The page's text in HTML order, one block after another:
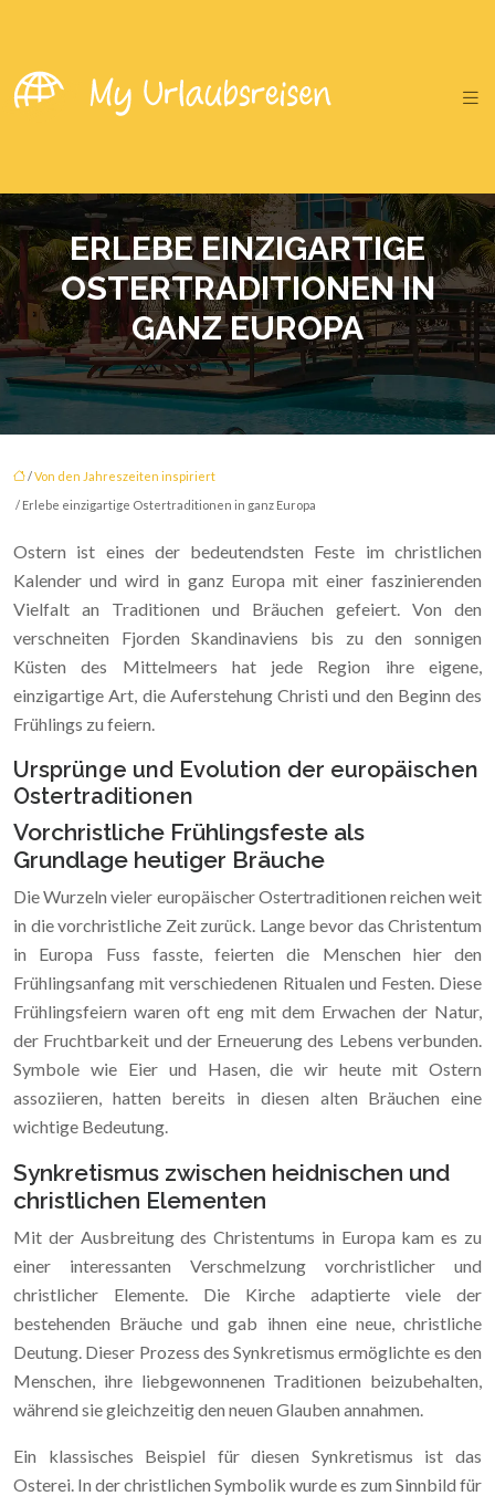
ERLEBE EINZIGARTIGE
OSTERTRADITIONEN IN
GANZ EUROPA
/Von den Jahreszeiten inspiriert
/ Erlebe einzigartige Ostertraditionen in ganz Europa
Ostern ist eines der bedeutendsten Feste im christlichen
Kalender und wird in ganz Europa mit einer faszinierenden
Vielfalt an Traditionen und Bräuchen gefeiert. Von den
verschneiten Fjorden Skandinaviens bis zu den sonnigen
Küsten des Mittelmeers hat jede Region ihre eigene,
einzigartige Art, die Auferstehung Christi und den Beginn des
Frühlings zu feiern.
Ursprünge und Evolution der europäischen
Ostertraditionen
Vorchristliche Frühlingsfeste als
Grundlage heutiger Bräuche
Die Wurzeln vieler europäischer Ostertraditionen reichen weit
in die vorchristliche Zeit zurück. Lange bevor das Christentum
in Europa Fuss fasste, feierten die Menschen hier den
Frühlingsanfang mit verschiedenen Ritualen und Festen. Diese
Frühlingsfeiern waren oft eng mit dem Erwachen der Natur,
der Fruchtbarkeit und der Erneuerung des Lebens verbunden.
Symbole wie Eier und Hasen, die wir heute mit Ostern
assoziieren, hatten bereits in diesen alten Bräuchen eine
wichtige Bedeutung.
Synkretismus zwischen heidnischen und
christlichen Elementen
Mit der Ausbreitung des Christentums in Europa kam es zu
einer interessanten Verschmelzung vorchristlicher und
christlicher Elemente. Die Kirche adaptierte viele der
bestehenden Bräuche und gab ihnen eine neue, christliche
Deutung. Dieser Prozess des Synkretismus ermöglichte es den
Menschen, ihre liebgewonnenen Traditionen beizubehalten,
während sie gleichzeitig den neuen Glauben annahmen.
Ein klassisches Beispiel für diesen Synkretismus ist das
Osterei. In der christlichen Symbolik wurde es zum Sinnbild für